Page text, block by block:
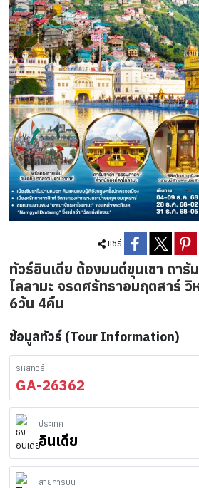
แชร์
ทัวร์อินเดีย ต้องมนต์ขุนเขา ดารั
ไลลามะ จรดศรัทธาอมฤตสาร์ วิ
6วัน 4คืน
ข้อมูลทัวร์ (Tour Information)
รหัสทัวร์
GA-26362
ประเทศ
อินเดีย
สายการบิน